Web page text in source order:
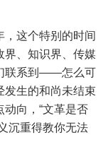
这个特别的时间
界、知识界、传媒
联系到——怎么可
生的和尚未结束
向，“文革是否
沉重得教你无法